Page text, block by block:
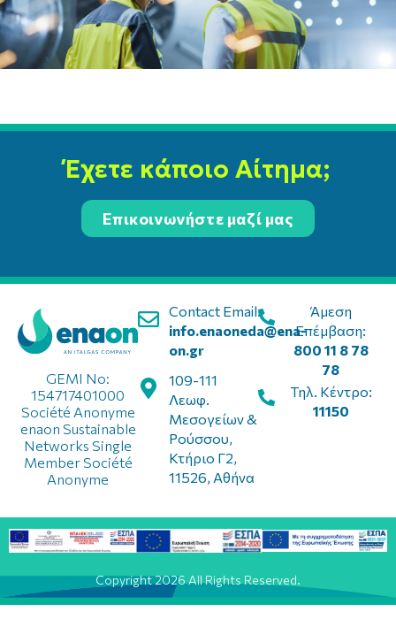
Έχετε κάποιο Αίτημα;
Επικοινωνήστε μαζί μας
Contact Email:
info.enaoneda@ena-
on.gr
109-111
Λεωφ.
Μεσογείων &
Ρούσσου,
Κτήριο Γ2,
11526, Αθήνα
GEMI No:
154717401000
Société Anonyme
enaon Sustainable
Networks Single
Member Société
Anonyme
Άμεση
Επέμβαση:
800 11 8 78
78
Τηλ. Κέντρο:
11150
Copyright 2026 All Rights Reserved.